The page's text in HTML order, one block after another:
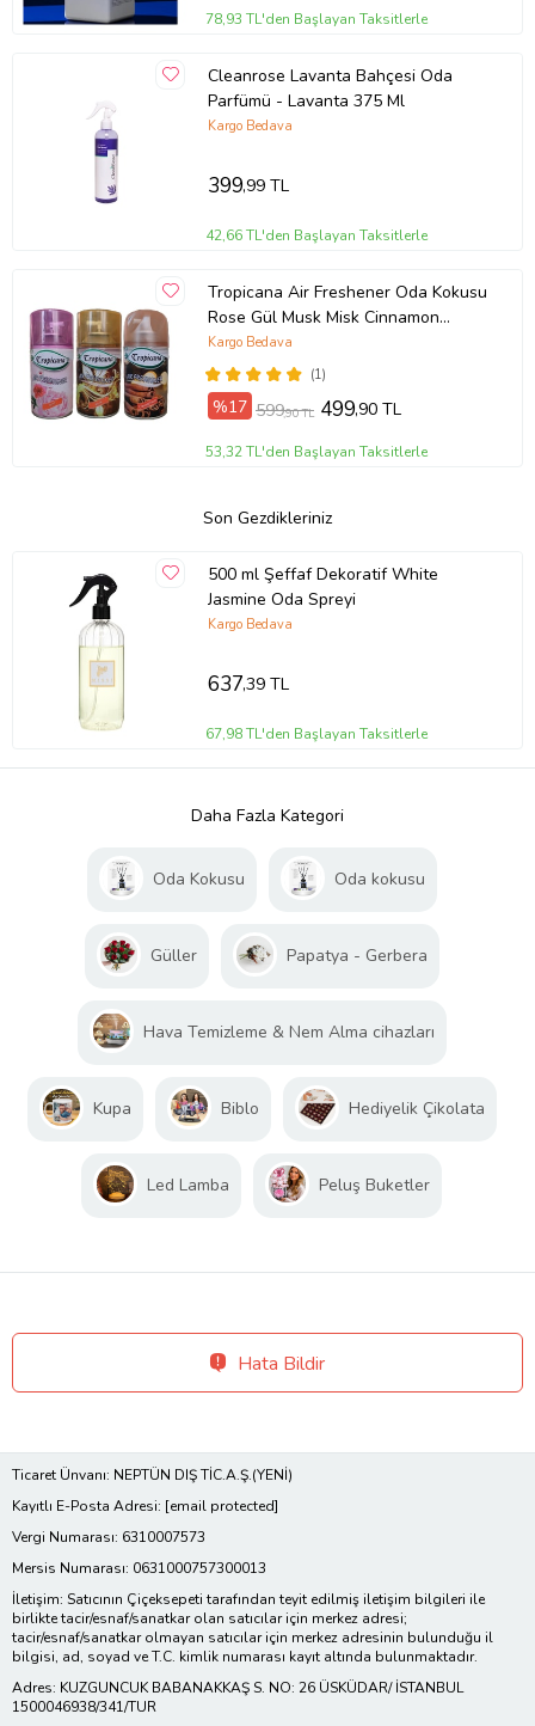
78,93 TL'den Başlayan Taksitlerle
Cleanrose Lavanta Bahçesi Oda
Parfümü - Lavanta 375 Ml
Kargo Bedava
399,99 TL
42,66 TL'den Başlayan Taksitlerle
Tropicana Air Freshener Oda Kokusu
Rose Gül Musk Misk Cinnamon
Tarçın Koku Parfüm Spreyi 260 Ml X
3 Adet
(1)
Kargo Bedava
%17 599,90 TL 499,90 TL
53,32 TL'den Başlayan Taksitlerle
Son Gezdikleriniz
500 ml Şeffaf Dekoratif White
Jasmine Oda Spreyi
Kargo Bedava
637,39 TL
67,98 TL'den Başlayan Taksitlerle
Daha Fazla Kategori
Oda Kokusu Oda kokusu
Güller Papatya - Gerbera
Hava Temizleme & Nem Alma cihazları
Kupa Biblo Hediyelik Çikolata
Led Lamba Peluş Buketler
Hata Bildir
Ticaret Ünvanı: NEPTÜN DIŞ TİC.A.Ş.(YENİ)
Kayıtlı E-Posta Adresi: [email protected]
Vergi Numarası: 6310007573
Mersis Numarası: 0631000757300013
İletişim: Satıcının Çiçeksepeti tarafından teyit edilmiş iletişim bilgileri ile
birlikte tacir/esnaf/sanatkar olan satıcılar için merkez adresi;
tacir/esnaf/sanatkar olmayan satıcılar için merkez adresinin bulunduğu il
bilgisi, ad, soyad ve T.C. kimlik numarası kayıt altında bulunmaktadır.
Adres: KUZGUNCUK BABANAKKAŞ S. NO: 26 ÜSKÜDAR/ İSTANBUL
1500046938/341/TUR